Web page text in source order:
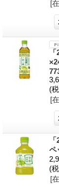
[
(
[
ペ
(
[